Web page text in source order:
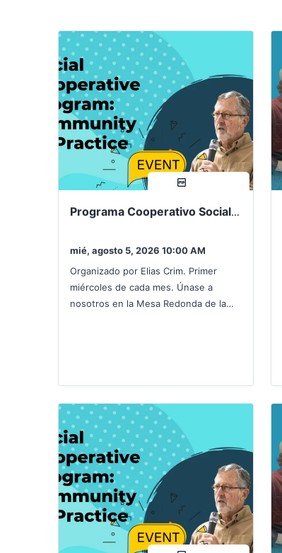
compartir
Programa Cooperativo Social: Comunidad de Práctica
mié, agosto 5, 2026 10:00 AM
Organizado por Elias Crim. Primer
miércoles de cada mes. Únase a
nosotros en la Mesa Redonda de la